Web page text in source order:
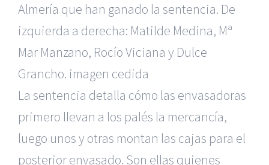
Almería que han ganado la sentencia. De
izquierda a derecha: Matilde Medina, Mª
Mar Manzano, Rocío Viciana y Dulce
Grancho. imagen cedida
La sentencia detalla cómo las envasadoras
primero llevan a los palés la mercancía,
luego unos y otras montan las cajas para el
posterior envasado. Son ellas quienes